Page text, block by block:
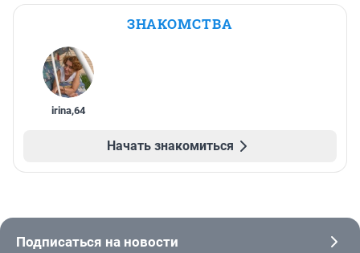
ЗНАКОМСТВА
irina,64
Начать знакомиться
Подписаться на новости